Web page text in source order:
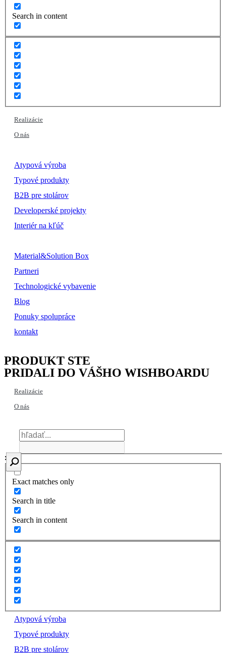
Search in content
Realizácie
O nás
Atypová výroba
Typové produkty
B2B pre stolárov
Developerské projekty
Interiér na kľúč
Material&Solution Box
Partneri
Technologické vybavenie
Blog
Ponuky spolupráce
kontakt
PRODUKT STE
PRIDALI DO VÁŠHO WISHBOARDU
Realizácie
O nás
Exact matches only
Search in title
Search in content
Atypová výroba
Typové produkty
B2B pre stolárov